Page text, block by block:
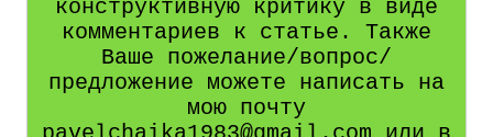
конструктивную критику в виде
комментариев к статье. Также
Ваше пожелание/вопрос/
предложение можете написать на
мою почту